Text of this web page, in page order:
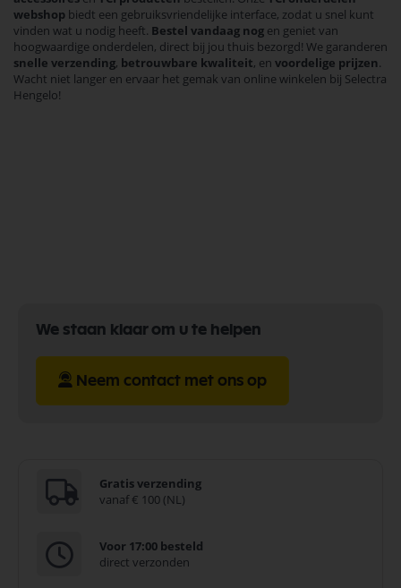
webshop biedt een gebruiksvriendelijke interface, zodat u snel kunt
vinden wat u nodig heeft. Bestel vandaag nog en geniet van
hoogwaardige onderdelen, direct bij jou thuis bezorgd! We garanderen
snelle verzending, betrouwbare kwaliteit, en voordelige prijzen.
Wacht niet langer en ervaar het gemak van online winkelen bij Selectra
Hengelo!
We staan klaar om u te helpen
Neem contact met ons op
Gratis verzending
vanaf € 100 (NL)
Voor 17:00 besteld
direct verzonden